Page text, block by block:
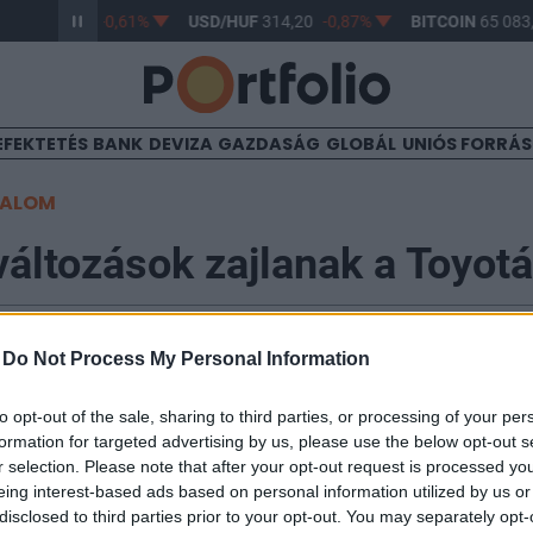
Do Not Process My Personal Information
opt-out of the sale, sharing to third parties, or processing of your
for targeted advertising by us, please use the below opt-out
selection. Please note that after your opt-out request is processed
interest-based ads based on personal information utilized by us
to third parties prior to your opt-out. You may separately
363,17 -0,61% USD/HUF314,20 -0,87% BITCOIN65
BANK DEVIZA GAZDASÁG GLOBÁL UNIÓS
zajlanak a
végleg szakítani akar - és fog is - az elmúlt
jellegtelen, de kétség kívül megbízható, jó
attraktívabb formájú változatok követik, mely trend
Benzines, dízel és full hibrid hajtás fogja jellemezni a